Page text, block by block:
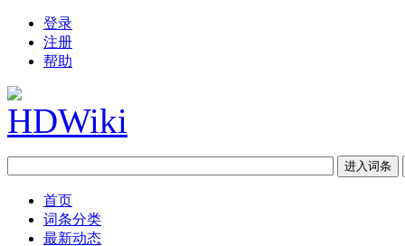
登录
注册
帮助
首页
词条分类
最新动态